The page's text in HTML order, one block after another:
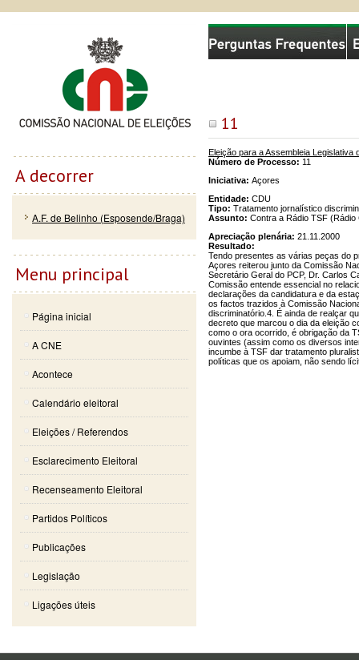
11
Eleição para a Assembleia Legislativa
Número de Processo: 11
Iniciativa: Açores
Entidade: CDU
Tipo: Tratamento jornalístico
Assunto: Contra a Rádio TSF
Apreciação plenária: 21.11.2000
Resultado:
Tendo presentes as várias peças do
Açores reiterou junto da Comissão
Secretário Geral do PCP, Dr. Carlos
Comissão entende essencial no
declarações da candidatura e da
os factos trazidos à Comissão
discriminatório.4. É ainda de realçar
decreto que marcou o dia da eleição
como o ora ocorrido, é obrigação da
ouvintes (assim como os diversos
incumbe à TSF dar tratamento
políticas que os apoiam, não sendo
Comissão Nacional de Eleições
A decorrer
A.F. de Belinho (Esposende/Braga)
Menu principal
Página inicial
A CNE
Acontece
Calendário eleitoral
Eleições / Referendos
Esclarecimento Eleitoral
Recenseamento Eleitoral
Partidos Políticos
Publicações
Legislação
Ligações úteis